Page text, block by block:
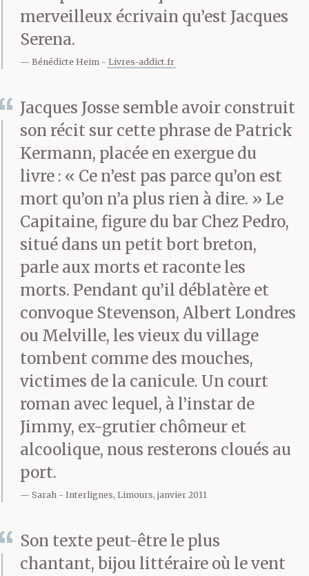
gringalet, un plus que
maigre, un squelettique
au menton plat qui
culmine à peine à 1m 60
du sol et qui s’appelle
Jimmy, a l’air de boire
ses paroles. Un temps,
celui-ci fut grutier au-
dessus du nouveau port,
visionnant le paysage
d’en haut et déposant,
au millimètre près,
blocs de pierre,
parpaings, poutrelles et
plaques métalliques sur
le chantier en cours.
Mais un jour ses mains
se mirent à trembler et
les manettes à se
dérober sous elles. Il fut
merveilleux écrivain qu’est Jacques
Serena.
Bénédicte Heim Livres-addict.fr
Jacques Josse semble avoir construit
son récit sur cette phrase de Patrick
Kermann, placée en exergue du
livre : « Ce n’est pas parce qu’on est
mort qu’on n’a plus rien à dire. » Le
Capitaine, figure du bar Chez Pedro,
situé dans un petit bort breton,
parle aux morts et raconte les
morts. Pendant qu’il déblatère et
convoque Stevenson, Albert Londres
ou Melville, les vieux du village
tombent comme des mouches,
victimes de la canicule. Un court
roman avec lequel, à l’instar de
Jimmy, ex-grutier chômeur et
alcoolique, nous resterons cloués au
port.
Sarah Interlignes, Limours, janvier 2011
Son texte peut-être le plus
chantant, bijou littéraire où le vent